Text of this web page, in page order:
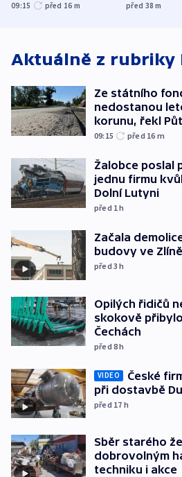
kraje na silnice ani
09:15 před 16 m
každý řez,
před 38m
Aktuálně z rubriky
Ze státního
nedostanou
korunu, řekl
09:15 před 16 m
Žalobce poslal
jednu firmu
Dolní Lutyni
před 1h
Začala
budovy ve Zlíně
před 3h
Opilých řidičů
skokově
Čechách
před 8h
VIDEO
České
při dostavbě
před 17 h
Sběr starého
dobrovolným
techniku i akce